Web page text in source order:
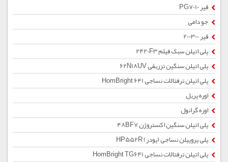
قیر PG7010
جو دامی
قیر 200300
پلی اتیلن سبک فیلم 2420F3
پلی اتیلن سنگین تزریقی 62N18UV
پلی اتیلن ترفتالات نساجی HomBright 641
اوره پریل
اوره گرانول
پلی اتیلن سنگین اکستروژن 48BF7
پلی پروپیلن نساجی (پودر) HP552R
پلی اتیلن ترفتالات نساجی HomBright TG641